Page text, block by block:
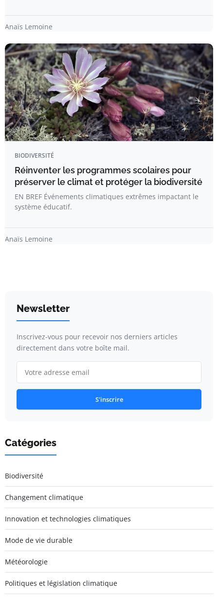
Anaïs Lemoine
BIODIVERSITÉ
Réinventer les programmes scolaires pour
préserver le climat et protéger la biodiversité
EN BREF Événements climatiques extrêmes impactant le
système éducatif.
Anaïs Lemoine
Newsletter
Inscrivez-vous pour recevoir nos derniers articles
directement dans votre boîte mail.
S'inscrire
Catégories
Biodiversité
Changement climatique
Innovation et technologies climatiques
Mode de vie durable
Météorologie
Politiques et législation climatique